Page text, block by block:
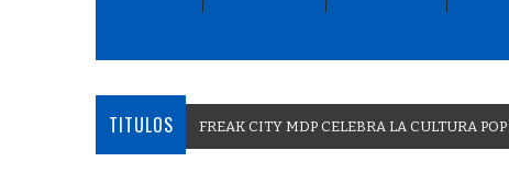
TITULOS FREAK CITY MDP CELEBRA LA CULTURA POP